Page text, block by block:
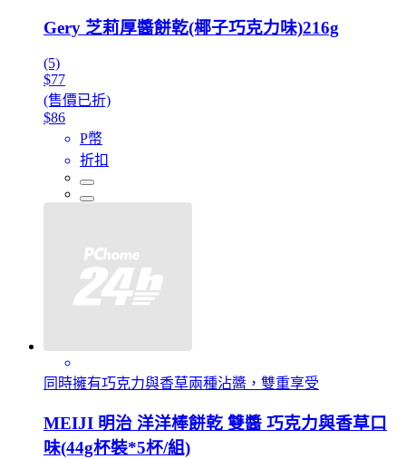
Gery 芝莉厚醬餅乾(椰子巧克力味)216g
(5)
$77
(售價已折)
$86
P幣
折扣
同時擁有巧克力與香草兩種沾醬，雙重享受
MEIJI 明治 洋洋棒餅乾 雙醬 巧克力與香草口
味(44g杯裝*5杯/組)